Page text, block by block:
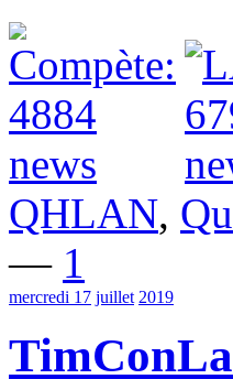
QHLAN,
— 1
mercredi 17 juillet 2019